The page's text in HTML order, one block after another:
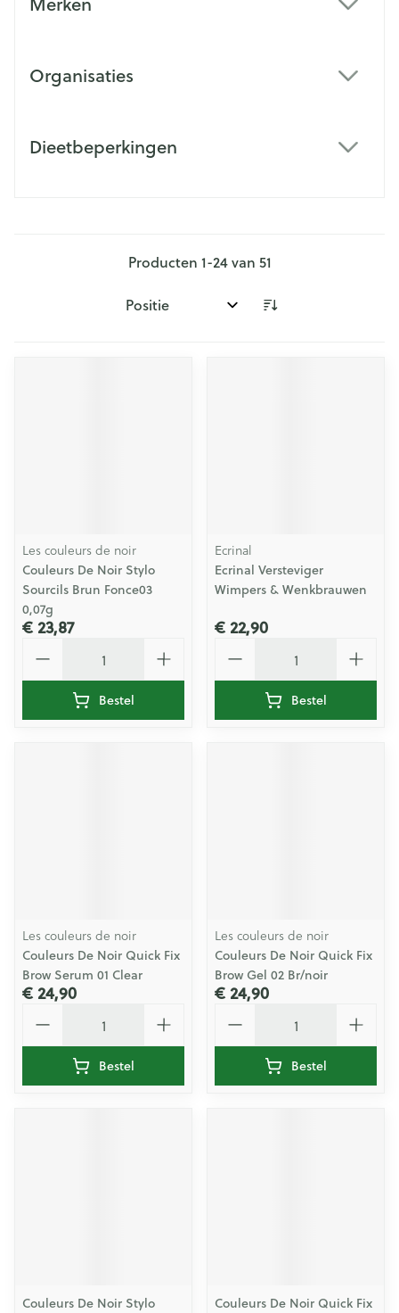
Organisaties
Dieetbeperkingen
Producten 1-24van 51
Sorteer op:
Les couleurs de noir
Couleurs De Noir Stylo
Sourcils Brun Fonce03
0,07g
€ 23,87
Bestel
Ecrinal
Ecrinal Versteviger
Wimpers & Wenkbrauwen
€ 22,90
Bestel
Les couleurs de noir
Couleurs De Noir Quick Fix
Brow Serum 01 Clear
€ 24,90
Bestel
Les couleurs de noir
Couleurs De Noir Quick Fix
Brow Gel 02 Br/noir
€ 24,90
Bestel
Couleurs De Noir Stylo
Couleurs De Noir Quick Fix